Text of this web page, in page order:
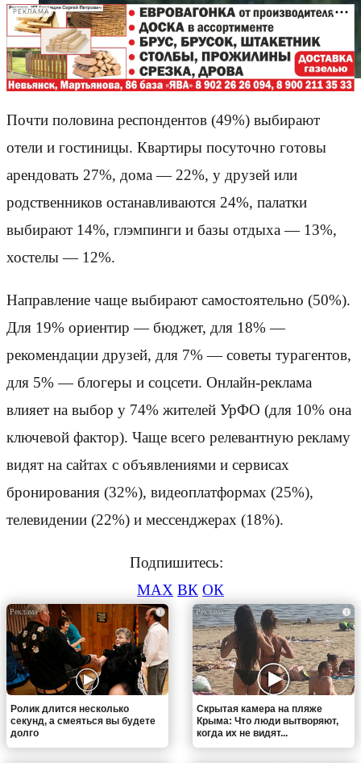
РЕКЛАМА
Почти половина респондентов (49%) выбирают
отели и гостиницы. Квартиры посуточно готовы
арендовать 27%, дома — 22%, у друзей или
родственников останавливаются 24%, палатки
выбирают 14%, глэмпинги и базы отдыха — 13%,
хостелы — 12%.
Направление чаще выбирают самостоятельно (50%).
Для 19% ориентир — бюджет, для 18% —
рекомендации друзей, для 7% — советы турагентов,
для 5% — блогеры и соцсети. Онлайн-реклама
влияет на выбор у 74% жителей УрФО (для 10% она
ключевой фактор). Чаще всего релевантную рекламу
видят на сайтах с объявлениями и сервисах
бронирования (32%), видеоплатформах (25%),
телевидении (22%) и мессенджерах (18%).
Подпишитесь:
MAX ВК ОК
i
Ролик длится несколько
секунд, а смеяться вы будете
долго
i
Скрытая камера на пляже
Крыма: Что люди вытворяют,
когда их не видят...